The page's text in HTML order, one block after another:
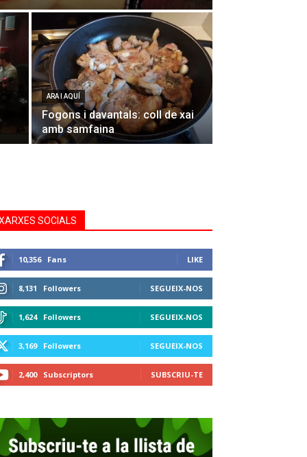
ARA I AQUÍ
Fogons i davantals: coll de xai
amb samfaina
SOCIALS
10,356 Fans LIKE
8,131 Followers SEGUEIX-NOS
1,624 Followers SEGUEIX-NOS
3,169 Followers SEGUEIX-NOS
2,400 Subscriptors SUBSCRIU-TE